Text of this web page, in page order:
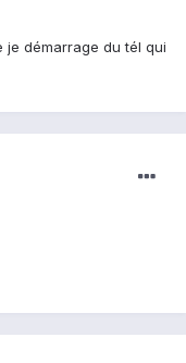
je démarrage du tél qui